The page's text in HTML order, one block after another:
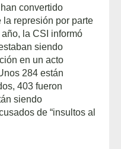
convertido
represión por parte
la CSI informó
siendo
en un acto
284 están
403 fueron
siendo
de “insultos al